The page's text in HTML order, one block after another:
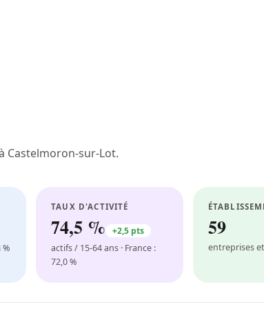
Castelmoron-sur-Lot.
%
TAUX D'ACTIVITÉ
74,5 %
+2,5 pts
actifs / 15-64 ans · France :
72,0 %
59
entreprises